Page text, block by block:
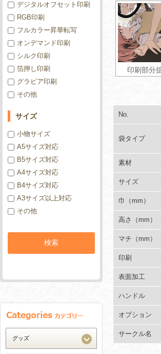
印刷部分
No.
袋タイプ
素材
サイズ
巾（mm）
高さ（mm）
マチ（mm）
印刷
表面加工
ハンドル
オプション
サークル名
デジタルオフセット印刷
RGB印刷
フルカラー昇華転写
オンデマンド印刷
シルク印刷
箔押し印刷
グラビア印刷
その他
サイズ
小物サイズ
A5サイズ対応
B5サイズ対応
A4サイズ対応
B4サイズ対応
A3サイズ以上対応
その他